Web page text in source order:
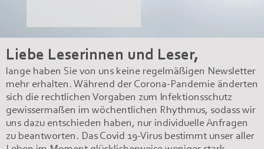
Liebe Leserinnen und Leser,
lange haben Sie von uns keine regelmäßigen Newsletter
mehr erhalten. Während der Corona-Pandemie änderten
sich die rechtlichen Vorgaben zum Infektionsschutz
gewissermaßen im wöchentlichen Rhythmus, sodass wir
uns dazu entschieden haben, nur individuelle Anfragen
zu beantworten. Das Covid 19-Virus bestimmt unser aller